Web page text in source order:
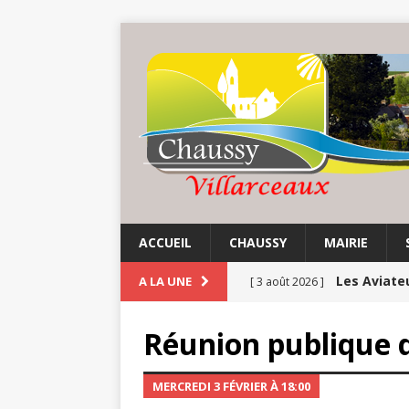
ACCUEIL CHAUSSY MAIRIE
A LA UNE [ 3 août 2026 ] Les
[ 1 août 2026 ] Balade au
COMMUNE
Réunion publique
MERCREDI 3 FÉVRIER À 18:00